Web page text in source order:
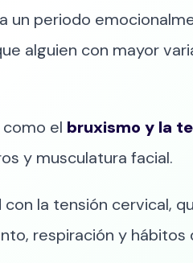
un periodo
alguien con mayor
el bruxismo y la
y musculatura facial.
la tensión cervical,
respiración y hábitos